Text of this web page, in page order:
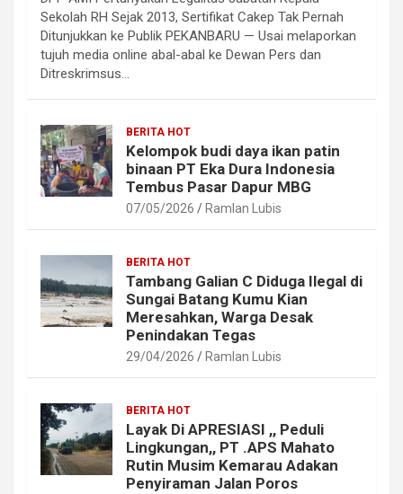
Sekolah RH Sejak 2013, Sertifikat Cakep Tak Pernah
Ditunjukkan ke Publik PEKANBARU — Usai melaporkan
tujuh media online abal-abal ke Dewan Pers dan
Ditreskrimsus…
BERITA HOT
Kelompok budi daya ikan patin
binaan PT Eka Dura Indonesia
Tembus Pasar Dapur MBG
07/05/2026 Ramlan Lubis
BERITA HOT
Tambang Galian C Diduga Ilegal di
Sungai Batang Kumu Kian
Meresahkan, Warga Desak
Penindakan Tegas
29/04/2026 Ramlan Lubis
BERITA HOT
Layak Di APRESIASI ,, Peduli
Lingkungan,, PT .APS Mahato
Rutin Musim Kemarau Adakan
Penyiraman Jalan Poros